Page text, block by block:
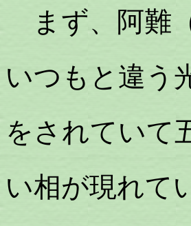
まず、阿難
いつもと違う
をされていて
い相が現れて